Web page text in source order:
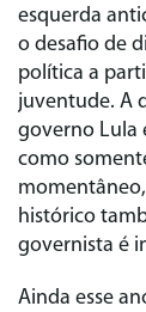
esquerda
o desafio de
política a
juventude. A
governo Lula
como
histórico
governista é
Ainda esse